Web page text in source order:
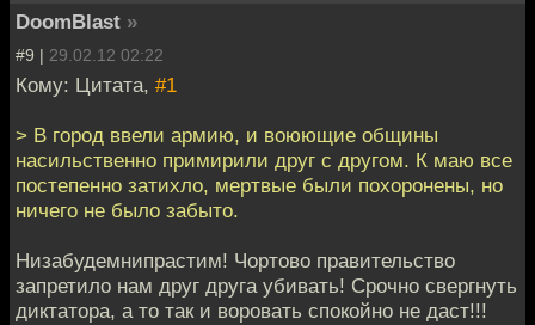
DoomBlast »
#9 | 29.02.12 02:22
Кому: Цитата, #1
> В город ввели армию, и воюющие общины
насильственно примирили друг с другом. К маю все
постепенно затихло, мертвые были похоронены, но
ничего не было забыто.
Низабудемнипрастим! Чортово правительство
запретило нам друг друга убивать! Срочно свергнуть
диктатора, а то так и воровать спокойно не даст!!!